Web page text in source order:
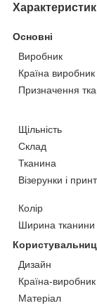
Основні
Виробник
Країна виробник
Призначення
Щільність
Склад
Тканина
Візерунки і
Колір
Ширина тканини
Дизайн
Країна-виробник
Матеріал